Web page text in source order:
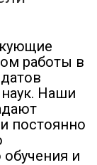
работы в
Наши
постоянно
обучения и